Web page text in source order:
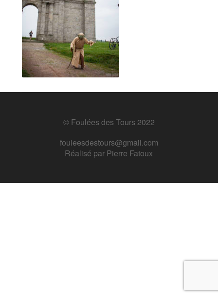
© Foulées des Tours 2022
fouleesdestours@gmail.com
Réalisé par Pierre Fatoux